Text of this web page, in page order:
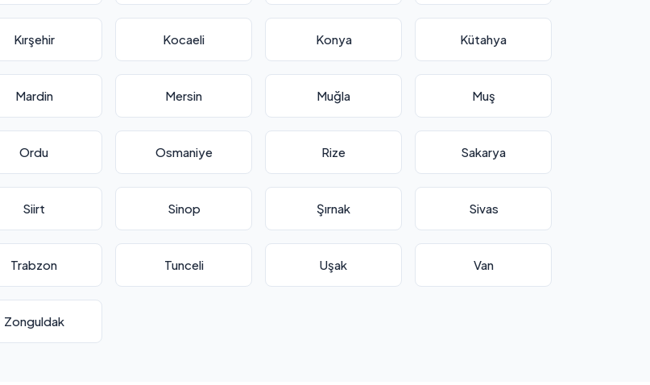
Kırşehir Kocaeli Konya Kütahya
Mardin Mersin Muğla Muş
Ordu Osmaniye Rize Sakarya
Siirt Sinop Şırnak Sivas
Trabzon Tunceli Uşak Van
Zonguldak